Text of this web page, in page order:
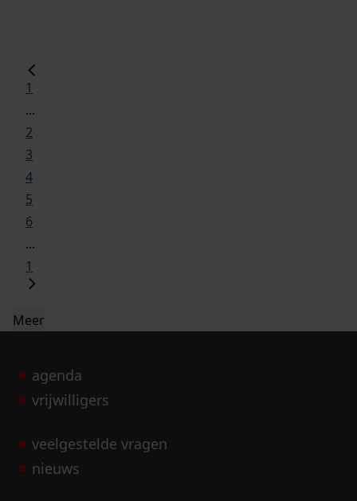
1
...
2
3
4
5
6
...
1
Meer
agenda
vrijwilligers
veelgestelde vragen
nieuws